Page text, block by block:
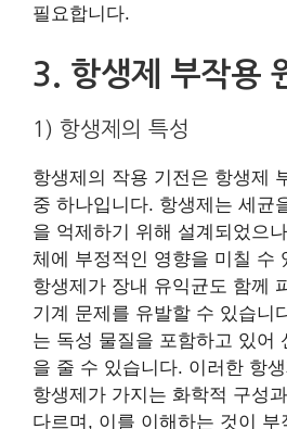
필요합니다.
3. 항생제 부작용
1) 항생제의 특성
항생제의 작용 기전은 항생제
중 하나입니다. 항생제는 세균
을 억제하기 위해 설계되었으
체에 부정적인 영향을 미칠 수
항생제가 장내 유익균도 함께
기계 문제를 유발할 수 있습니
는 독성 물질을 포함하고 있어
을 줄 수 있습니다. 이러한 항
항생제가 가지는 화학적 구성
다르며, 이를 이해하는 것이 부